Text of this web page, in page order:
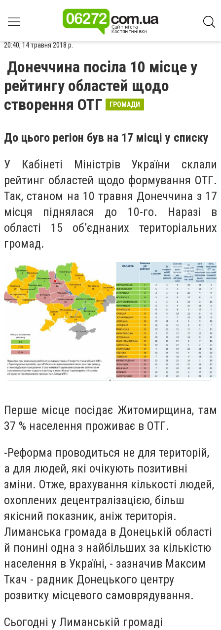
20:40, 14 травня 2018 р.
Донеччина посіла 10 місце у
рейтингу областей щодо
створення ОТГ
ГРОМАДИ
До цього регіон був на 17 місці у списку
У Кабінеті Міністрів України склали
рейтинг областей щодо формування ОТГ.
Так, станом на 10 травня Донеччина з 17
місця піднялася до 10-го. Наразі в
області 15 об’єднаних територіальних
громад.
Перше місце посідає Житомирщина, там
37 % населення проживає в ОТГ.
-Реформа проводиться не для територій,
а для людей, які очікують позитивні
зміни. Отже, врахування кількості людей,
охоплених децентралізацією, більш
якісний показник, аніж територія.
Лиманська громада в Донецькій області
й понині одна з найбільших за кількістю
населення в Україні, - зазначив Максим
Ткач - радник Донецького центру
розвитку місцевого самоврядування.
Сьогодні у Лиманській громаді